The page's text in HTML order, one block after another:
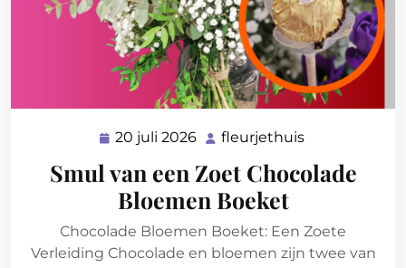
20 juli 2026 20
2026
fleurjethuis
Smul van een Zoet Chocolade
Bloemen Boeket
Chocolade Bloemen Boeket: Een Zoete
Verleiding Chocolade en bloemen zijn twee van